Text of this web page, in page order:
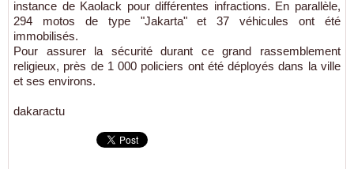
instance de Kaolack pour différentes infractions. En parallèle,
294 motos de type "Jakarta" et 37 véhicules ont été
immobilisés.
Pour assurer la sécurité durant ce grand rassemblement
religieux, près de 1 000 policiers ont été déployés dans la ville
et ses environs.
dakaractu